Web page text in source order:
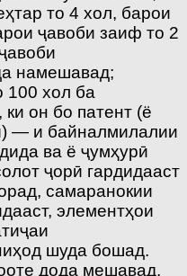
то 4 хол, барои
ҷавоби заиф то 2
намешавад;
100 хол ба
он бо патент (ё
— и байналмилалии
ва ё ҷумҳурӣ
ҷорӣ гардидааст
самаранокии
элементҳои
шуда бошад.
дода мешавад,